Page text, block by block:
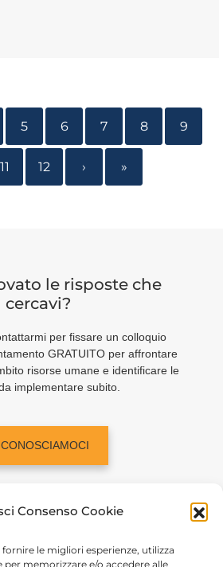
Consenso Cookie
fornire le migliori esperienze, utilizza
memorizzare e/o accedere alle
5 6 7 8 9
11 12 › »
le risposte che
cercavi?
per fissare un colloquio
GRATUITO per affrontare
risorse umane e identificare le
implementare subito.
CONOSCIAMOCI